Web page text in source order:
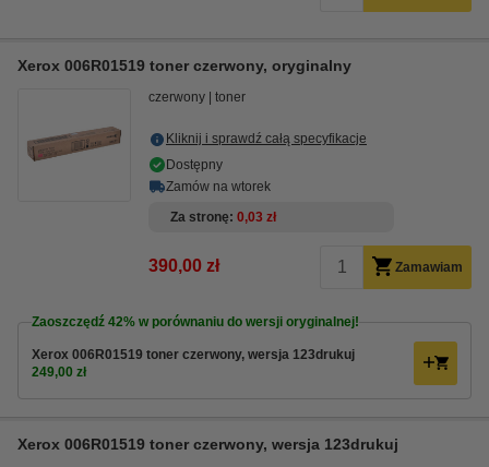
Xerox 006R01519 toner czerwony, oryginalny
czerwony toner
Kliknij i sprawdź całą specyfikacje
Dostępny
Zamów na wtorek
Za stronę 0,03 zł
390,00 zł Zamawiam
Zaoszczędź 42% w porównaniu do wersji oryginalnej!
Xerox 006R01519 toner czerwony, wersja 123drukuj
249,00 zł
Xerox 006R01519 toner czerwony, wersja 123drukuj